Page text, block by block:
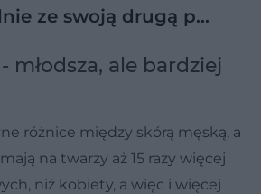
ze swoją drugą p…
młodsza, ale bardziej
różnice między skórą męską, a
na twarzy aż 15 razy więcej
niż kobiety, a więc i więcej